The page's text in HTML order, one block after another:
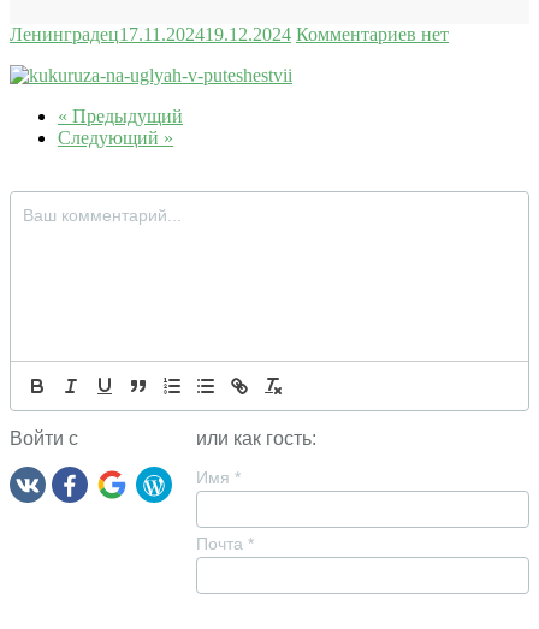
Ленинградец17.11.202419.12.2024 Комментариев нет
« Предыдущий
Следующий »
Войти с или как гость:
Имя *
Почта *